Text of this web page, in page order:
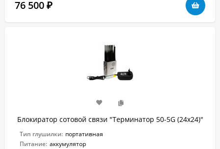
76 500 ₽
Блокиратор сотовой связи "Терминатор 50-5G (24х24)"
Тип глушилки: портативная
Питание: аккумулятор